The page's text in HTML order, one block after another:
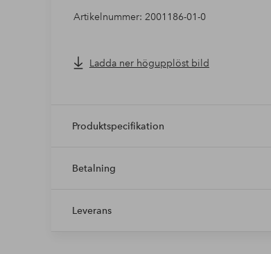
Artikelnummer: 2001186-01-0
Ladda ner högupplöst bild
Produktspecifikation
Betalning
Leverans